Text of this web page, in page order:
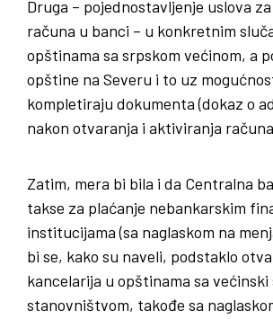
Druga – pojednostavljenje uslova
računa u banci – u konkretnim
opštinama sa srpskom većinom, a
opštine na Severu i to uz
kompletiraju dokumenta (dokaz o
nakon otvaranja i aktiviranja
Zatim, mera bi bila i da Centralna
takse za plaćanje nebankarskim
institucijama (sa naglaskom na
bi se, kako su naveli, podstaklo
kancelarija u opštinama sa većinski
stanovništvom, takođe sa